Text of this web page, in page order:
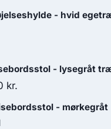
- hvid
- lysegråt
kr.
- mørkegråt